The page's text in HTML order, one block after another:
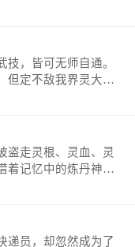
上的传说！ 微信
u/25284575
注。
技，皆可无师自通。
但定不敌我界灵大
）
盗走灵根、灵血、灵
记忆中的炼丹神
，拨开重重迷雾，解
龙
鬼泣神哭。 本
递员，却忽然成为了